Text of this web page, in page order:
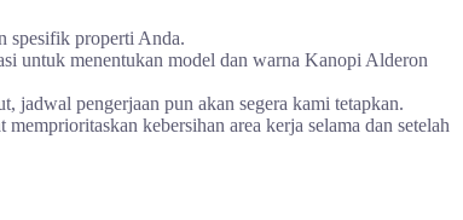
spesifik properti Anda.
untuk menentukan model dan warna Kanopi Alderon
jadwal pengerjaan pun akan segera kami tetapkan.
kebersihan area kerja selama dan setelah